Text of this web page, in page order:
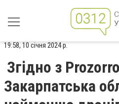
19:58, 10 січня 2024 р.
Згідно з
Закарпатська